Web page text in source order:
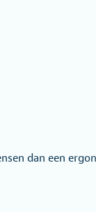
dan een